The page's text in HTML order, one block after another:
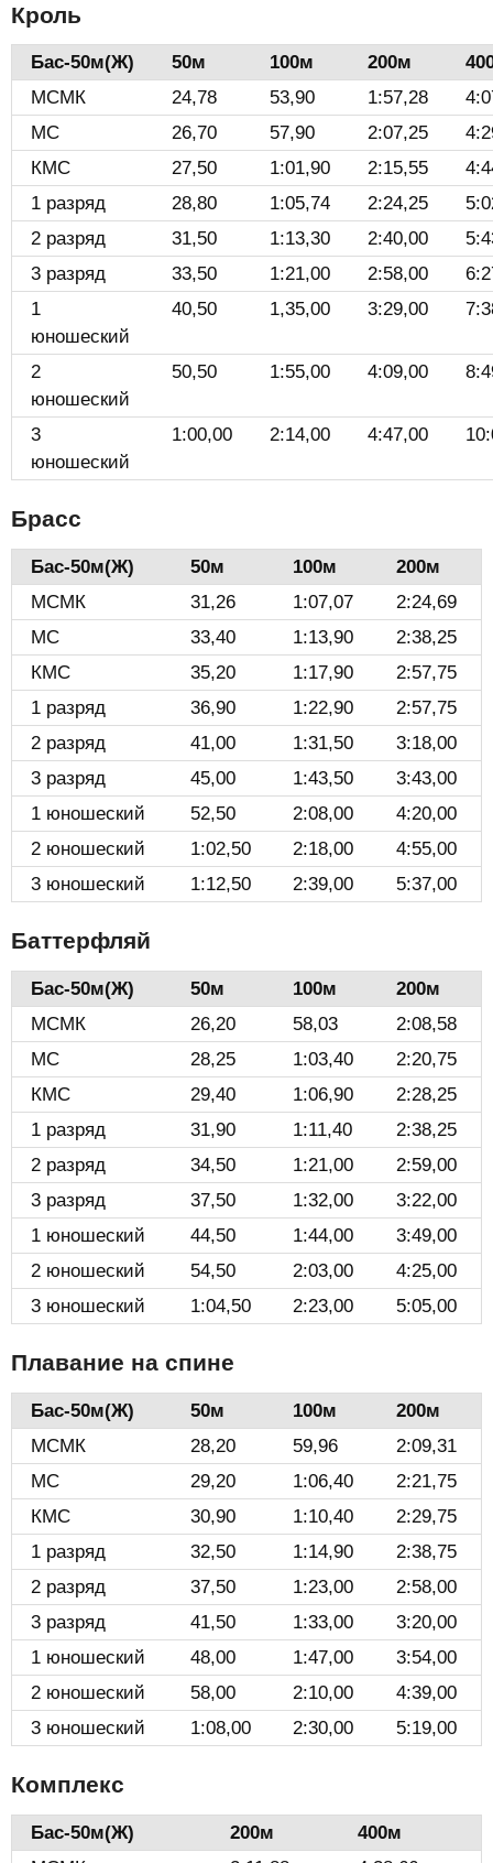
Кроль
Бас-50м(Ж)️ 50м 100м 200м
МСМК
24,78 53,90 1:57,28
МС
26,70 57,90 2:07,25
КМС
27,50 1:01,90 2:15,55
1 разряд
28,80 1:05,74 2:24,25
2 разряд
31,50 1:13,30 2:40,00
3 разряд
33,50 1:21,00 2:58,00
1
юношеский
40,50 1,35,00 3:29,00
2
юношеский
50,50 1:55,00 4:09,00
3
юношеский
1:00,00 2:14,00 4:47,00
Брасс
Бас-50м(Ж)️ 50м 100м
200м
МСМК
31,26 1:07,07
2:24,69
МС
33,40 1:13,90
2:38,25
КМС
35,20 1:17,90
2:57,75
1 разряд
36,90 1:22,90
2:57,75
2 разряд
41,00 1:31,50
3:18,00
3 разряд
45,00 1:43,50
3:43,00
1 юношеский
52,50 2:08,00
4:20,00
2 юношеский
1:02,50 2:18,00
4:55,00
3 юношеский
1:12,50 2:39,00 5:37,00
Баттерфляй
Бас-50м(Ж)️ 50м 100м
200м
МСМК
26,20 58,03
2:08,58
МС
28,25 1:03,40
2:20,75
КМС
29,40 1:06,90
2:28,25
1 разряд
31,90 1:11,40
2:38,25
2 разряд
34,50 1:21,00
2:59,00
3 разряд
37,50 1:32,00
3:22,00
1 юношеский
44,50 1:44,00
3:49,00
2 юношеский
54,50 2:03,00
4:25,00
3 юношеский
1:04,50 2:23,00 5:05,00
Плавание на спине
Бас-50м(Ж)️ 50м 100м
200м
МСМК
28,20 59,96
2:09,31
МС
29,20 1:06,40
2:21,75
КМС
30,90 1:10,40
2:29,75
1 разряд
32,50 1:14,90
2:38,75
2 разряд
37,50 1:23,00
2:58,00
3 разряд
41,50 1:33,00
3:20,00
1 юношеский
48,00 1:47,00
3:54,00
2 юношеский
58,00 2:10,00
4:39,00
3 юношеский
1:08,00 2:30,00 5:19,00
Комплекс
Бас-50м(Ж)️ 200м
400м